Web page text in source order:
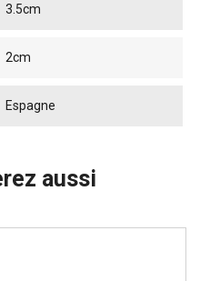
3.5cm
2cm
Espagne
aussi